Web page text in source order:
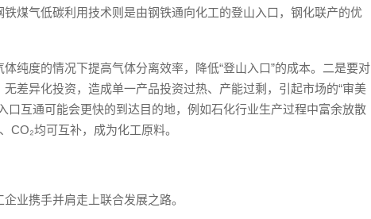
煤气低碳利用技术则是由钢铁通向化工的登山入口，钢化联产的优
纯度的情况下提高气体分离效率，降低“登山入口”的成本。二是要对
差异化投资，造成单一产品投资过热、产能过剩，引起市场的“审美
口互通可能会更快的到达目的地，例如石化行业生产过程中富余放散
均可互补，成为化工原料。
业携手并肩走上联合发展之路。